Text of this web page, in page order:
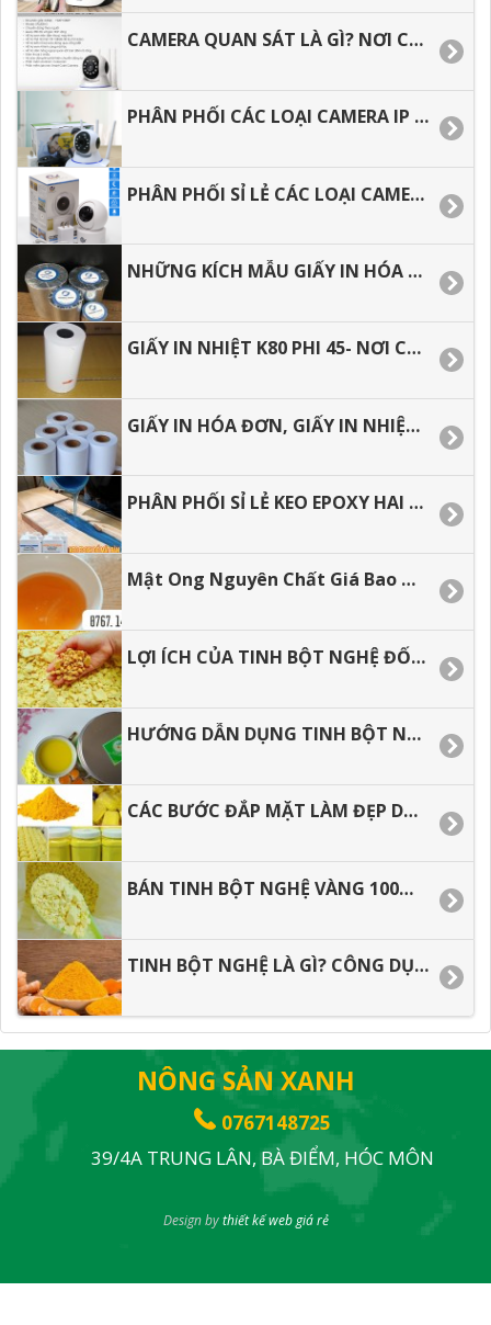
CAMERA QUAN SÁT LÀ GÌ? NƠI CUNG CẤP CAMERA GIÁ RẺ CHO ĐẠI LÝ
PHÂN PHỐI CÁC LOẠI CAMERA IP WIFI GIÁ RẺ TẠI BÌNH DƯƠNG
PHÂN PHỐI SỈ LẺ CÁC LOẠI CAMERA IP WIFI GIÁ RẺ TẠI TP.HCM
NHỮNG KÍCH MẪU GIẤY IN HÓA ĐƠN HIỆN NAY
GIẤY IN NHIỆT K80 PHI 45- NƠI CUNG CẤP GIÁ SỈ.
GIẤY IN HÓA ĐƠN, GIẤY IN NHIỆT GIÁ RẺ
PHÂN PHỐI SỈ LẺ KEO EPOXY HAI THÀNH PHẦN ĐỔ BÀN, ĐỔ KHUÔN.
Mật Ong Nguyên Chất Giá Bao Nhiêu 1 LÍT
LỢI ÍCH CỦA TINH BỘT NGHỆ ĐỐI VỚI SỨC KHỎE
HƯỚNG DẪN DỤNG TINH BỘT NGHỆ HIỆU QUẢ TỐT NHẤT
CÁC BƯỚC ĐẮP MẶT LÀM ĐẸP DA VỚI TÍNH BỘT NGHỆ
BÁN TINH BỘT NGHỆ VÀNG 100% NGUYÊN CHẤT KHÔNG PHA TRỘN
TINH BỘT NGHỆ LÀ GÌ? CÔNG DỤNG TINH BỘT NGHỆ
NÔNG SẢN XANH
0767148725
39/4A TRUNG LÂN, BÀ ĐIỂM, HÓC MÔN
Design bythiết kế web giá rẻ